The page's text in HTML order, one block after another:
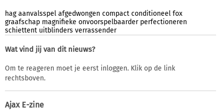
hag aanvalsspel afgedwongen compact conditioneel fox
graafschap magnifieke onvoorspelbaarder perfectioneren
schiettent uitblinders verrassender
Wat vind jij van dit nieuws?
Om te reageren moet je eerst inloggen. Klik op de link
rechtsboven.
Ajax E-zine